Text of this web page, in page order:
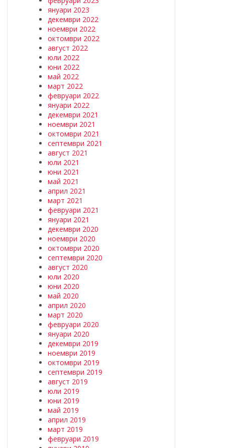
януари 2023
декември 2022
ноември 2022
октомври 2022
август 2022
юли 2022
юни 2022
май 2022
март 2022
февруари 2022
януари 2022
декември 2021
ноември 2021
октомври 2021
септември 2021
август 2021
юли 2021
юни 2021
май 2021
април 2021
март 2021
февруари 2021
януари 2021
декември 2020
ноември 2020
октомври 2020
септември 2020
август 2020
юли 2020
юни 2020
май 2020
април 2020
март 2020
февруари 2020
януари 2020
декември 2019
ноември 2019
октомври 2019
септември 2019
август 2019
юли 2019
юни 2019
май 2019
април 2019
март 2019
февруари 2019